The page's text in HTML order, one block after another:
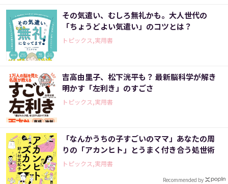
その気遣い、むしろ無礼かも。大人世代の
「ちょうどよい気遣い」のコツとは？
トピックス,実用書
吉高由里子、松下洸平も？ 最新脳科学が解き
明かす「左利き」のすごさ
トピックス,実用書
「なんかうちの子すごいのママ」あなたの周
りの「アカンヒト」とうまく付き合う処世術
トピックス,実用書
Recommended by